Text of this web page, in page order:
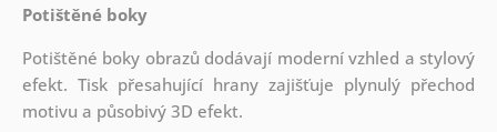
Potištěné boky
Potištěné boky obrazů dodávají moderní vzhled a stylový
efekt. Tisk přesahující hrany zajišťuje plynulý přechod
motivu a působivý 3D efekt.